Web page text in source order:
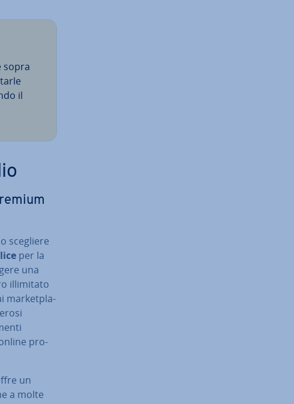
sopra
il
scegliere
per la
una
il­li­mi­ta­to
mar­ket­pla­
pro­
un
a molte